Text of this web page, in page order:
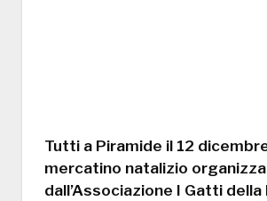
Tutti a Piramide il 12
mercatino natalizio
dall’Associazione I Gatti della